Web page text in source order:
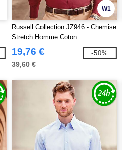
W1
Russell Collection JZ946 - Chemise
Stretch Homme Coton
19,76 €
39,60 €
-50%